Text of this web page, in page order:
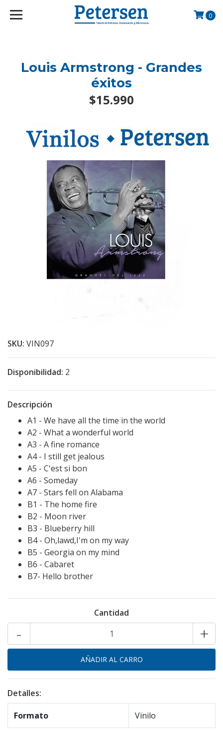
googlef2d1455d5020445a.html
0
Louis Armstrong - Grandes
éxitos
$15.990
SKU: VIN097
Disponibilidad: 2
Descripción
A1 - We have all the time in the world
A2 - What a wonderful world
A3 - A fine romance
A4 - I still get jealous
A5 - C'est si bon
A6 - Someday
A7 - Stars fell on Alabama
B1 - The home fire
B2 - Moon river
B3 - Blueberry hill
B4 - Oh,lawd,I'm on my way
B5 - Georgia on my mind
B6 - Cabaret
B7- Hello brother
Cantidad
+
-
Detalles:
Formato Vinilo